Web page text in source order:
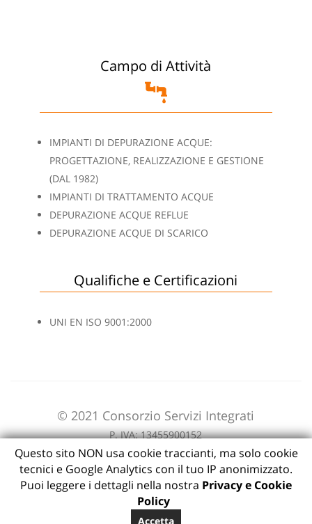
Campo di Attività
IMPIANTI DI DEPURAZIONE ACQUE:
PROGETTAZIONE, REALIZZAZIONE E GESTIONE
(DAL 1982)
IMPIANTI DI TRATTAMENTO ACQUE
DEPURAZIONE ACQUE REFLUE
DEPURAZIONE ACQUE DI SCARICO
Qualifiche e Certificazioni
UNI EN ISO 9001:2000
© 2021 Consorzio Servizi Integrati
P. IVA: 13455900152
Questo sito NON usa cookie traccianti, ma solo cookie
tecnici e Google Analytics con il tuo IP anonimizzato.
Puoi leggere i dettagli nella nostra Privacy e Cookie
Policy
Accetta